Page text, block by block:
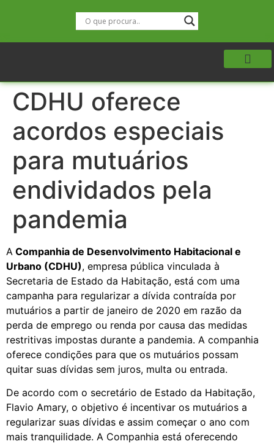
CDHU oferece
acordos especiais
para mutuários
endividados pela
pandemia
A Companhia de Desenvolvimento Habitacional e
Urbano (CDHU), empresa pública vinculada à
Secretaria de Estado da Habitação, está com uma
campanha para regularizar a dívida contraída por
mutuários a partir de janeiro de 2020 em razão da
perda de emprego ou renda por causa das medidas
restritivas impostas durante a pandemia. A companhia
oferece condições para que os mutuários possam
quitar suas dívidas sem juros, multa ou entrada.
De acordo com o secretário de Estado da Habitação,
Flavio Amary, o objetivo é incentivar os mutuários a
regularizar suas dívidas e assim começar o ano com
mais tranquilidade. A Companhia está oferecendo